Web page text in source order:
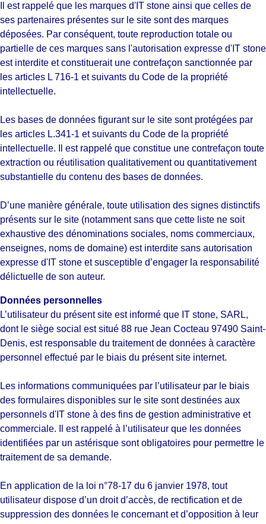
Il est rappelé que les marques d'IT stone ainsi que celles de
ses partenaires présentes sur le site sont des marques
déposées. Par conséquent, toute reproduction totale ou
partielle de ces marques sans l'autorisation expresse d'IT stone
est interdite et constituerait une contrefaçon sanctionnée par
les articles L 716-1 et suivants du Code de la propriété
intellectuelle.
Les bases de données figurant sur le site sont protégées par
les articles L.341-1 et suivants du Code de la propriété
intellectuelle. Il est rappelé que constitue une contrefaçon toute
extraction ou réutilisation qualitativement ou quantitativement
substantielle du contenu des bases de données.
D’une manière générale, toute utilisation des signes distinctifs
présents sur le site (notamment sans que cette liste ne soit
exhaustive des dénominations sociales, noms commerciaux,
enseignes, noms de domaine) est interdite sans autorisation
expresse d'IT stone et susceptible d’engager la responsabilité
délictuelle de son auteur.
Données personnelles
L’utilisateur du présent site est informé que IT stone, SARL,
dont le siège social est situé 88 rue Jean Cocteau 97490 Saint-
Denis, est responsable du traitement de données à caractère
personnel effectué par le biais du présent site internet.
Les informations communiquées par l’utilisateur par le biais
des formulaires disponibles sur le site sont destinées aux
personnels d'IT stone à des fins de gestion administrative et
commerciale. Il est rappelé à l’utilisateur que les données
identifiées par un astérisque sont obligatoires pour permettre le
traitement de sa demande.
En application de la loi n°78-17 du 6 janvier 1978, tout
utilisateur dispose d’un droit d’accès, de rectification et de
suppression des données le concernant et d’opposition à leur